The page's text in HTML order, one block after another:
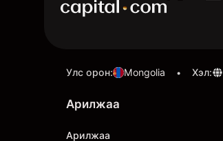
Улс орон: Mongolia • Хэл:
Арилжаа
Арилжаа